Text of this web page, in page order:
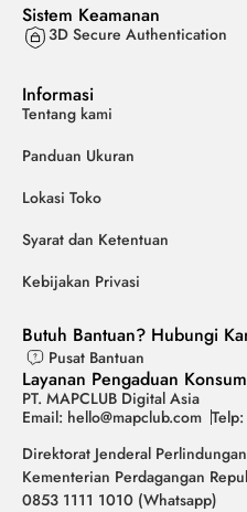
Sistem Keamanan
3D Secure Authentication
Informasi
Tentang kami
Panduan Ukuran
Lokasi Toko
Syarat dan Ketentuan
Kebijakan Privasi
Butuh Bantuan? Hubungi
Pusat Bantuan
Layanan Pengaduan
PT. MAPCLUB Digital Asia
Email: hello@mapclub.com
Direktorat Jenderal
Kementerian Perdagangan
0853 1111 1010 (Whatsapp)